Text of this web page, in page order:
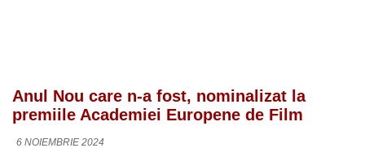
Anul Nou care n-a fost, nominalizat la
premiile Academiei Europene de Film
6 NOIEMBRIE 2024